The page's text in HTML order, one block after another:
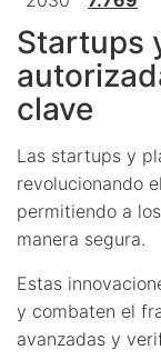
Startups
clave
Las startups y
revolucionando
permitiendo a
manera segura.
Estas
y combaten el
avanzadas y